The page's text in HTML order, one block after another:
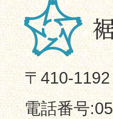
〒410-
電話番号